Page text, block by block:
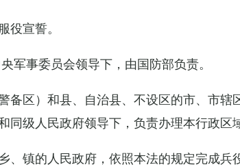
宣誓。
军事委员会领导下，由国防部负责。
备区）和县、自治县、不设区的市、市辖
级人民政府领导下，负责办理本行政区
、镇的人民政府，依照本法的规定完成兵